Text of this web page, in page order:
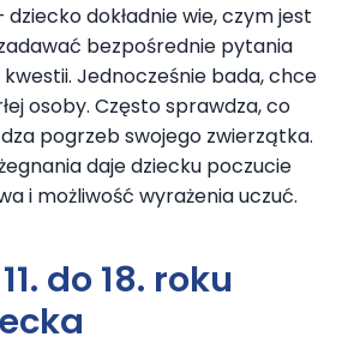
dziecko dokładnie wie, czym jest
bezpośrednie pytania
Jednocześnie bada, chce
osoby. Często sprawdza, co
pogrzeb swojego zwierzątka.
daje dziecku poczucie
i możliwość wyrażenia uczuć.
do 18. roku